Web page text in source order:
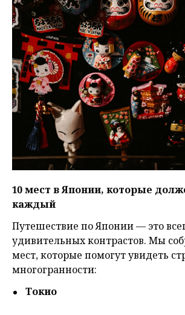
10 мест в Японии, которые
каждый
Путешествие по Японии — это
удивительных контрастов. Мы
мест, которые помогут увидеть
многогранности:
Токио